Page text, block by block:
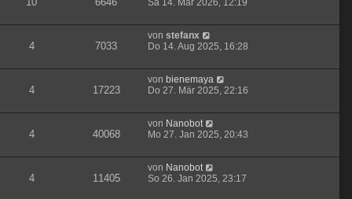
Sa 14. Mär 2026, 12:19
4 7033
von stefanx
Do 14. Aug 2025, 16:28
4 17223
von bienemaya
Do 27. Mär 2025, 22:16
4 40068
von Nanobot
Mo 27. Jan 2025, 20:43
4 11405
von Nanobot
So 26. Jan 2025, 23:17